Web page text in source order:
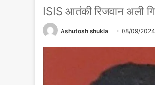
ISIS आतंकी रिजवान अली
Ashutosh shukla 08/09/2024